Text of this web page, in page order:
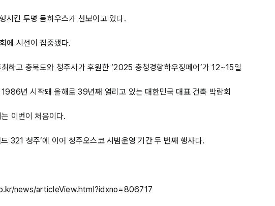
시킨 투명 돔하우스가 선보이고 있다.
에 시선이 집중됐다.
하고 충북도와 청주시가 후원한 ‘2025 충청경향하우징페어’가 12~15일
년 시작돼 올해로 39년째 열리고 있는 대한민국 대표 건축 박람회
이번이 처음이다.
321 청주’에 이어 청주오스코 시범운영 기간 두 번째 행사다.
news/articleView.html?idxno=806717